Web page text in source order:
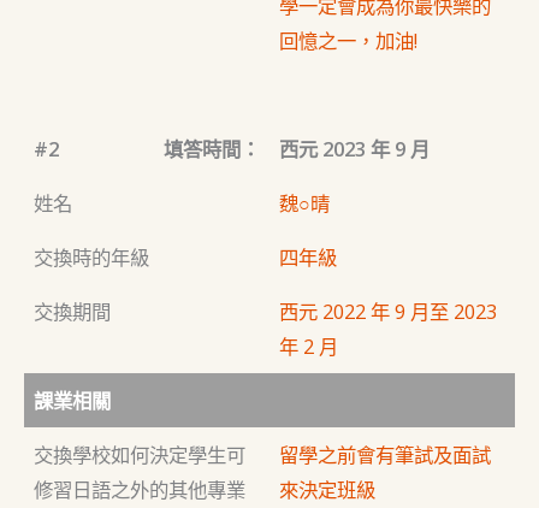
回憶之一，加油!
#2 填答時間：
西元 2023 年 9 月
姓名
魏○晴
交換時的年級
四年級
交換期間
西元 2022 年 9 月至 2023
年 2 月
課業相關
交換學校如何決定學生可
修習日語之外的其他專業
留學之前會有筆試及面試
來決定班級